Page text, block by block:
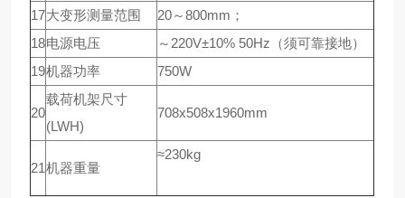
17大变形测量范围
20～800mm；
18电源电压
～220V±10% 50Hz（须可靠接地）
19机器功率 750W
20
载荷机架尺寸
(LWH)
708x508x1960mm
21 机器重量
≈230kg